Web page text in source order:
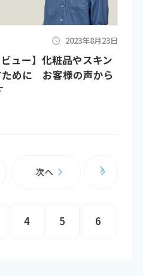
2023年8月23日
ュー】化粧品やスキン
めに お客様の声から
4 5 6
次へ